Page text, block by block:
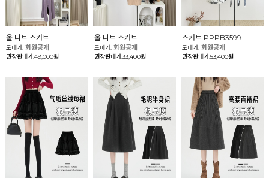
울 니트 스커트..
도매가: 회원공개
권장판매가:49,000원
울 니트 스커트..
도매가: 회원공개
권장판매가:33,400원
스커트 PPPB3599..
도매가:회원공개
권장판매가:53,400원